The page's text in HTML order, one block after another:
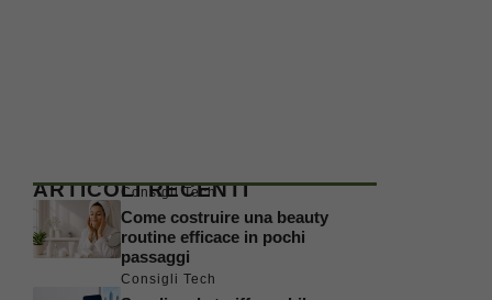
ARTICOLI RECENTI
Consigli Tech
Come costruire una beauty
routine efficace in pochi
passaggi
Consigli Tech